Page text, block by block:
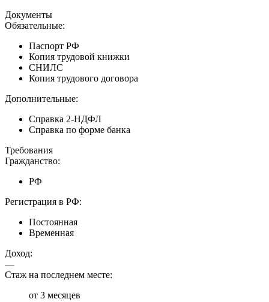
Документы
Обязательные:
Паспорт РФ
Копия трудовой книжки
СНИЛС
Копия трудового договора
Дополнительные:
Справка 2-НДФЛ
Справка по форме банка
Требования
Гражданство:
РФ
Регистрация в РФ:
Постоянная
Временная
Доход:
—
Стаж на последнем месте:
от 3 месяцев